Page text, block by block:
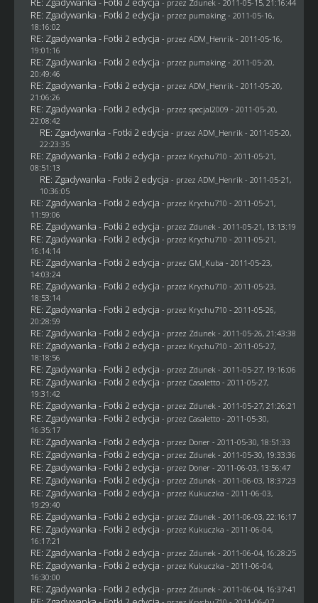
- przez Zdunek - 2011-05-15, 21:16:44
RE: Zgadywanka - Fotki 2 edycja - przez pumaking- 2011-05-16,
18:16:02
RE: Zgadywanka - Fotki 2 edycja - przez ADM_Henrik - 2011-05-16,
19:01:16
RE: Zgadywanka - Fotki 2 edycja - przez pumaking- 2011-05-20,
20:49:46
RE: Zgadywanka - Fotki 2 edycja - przez ADM_Henrik - 2011-05-20,
21:06:26
RE: Zgadywanka - Fotki 2 edycja - przez specjal2009 - 2011-05-20,
22:08:42
RE: Zgadywanka - Fotki 2 edycja - przez ADM_Henrik - 2011-05-20,
22:23:35
RE: Zgadywanka - Fotki 2 edycja - przez Krychu710 - 2011-05-21,
08:51:13
RE: Zgadywanka - Fotki 2 edycja - przez ADM_Henrik - 2011-05-21,
10:36:05
RE: Zgadywanka - Fotki 2 edycja - przez Krychu710 - 2011-05-21,
11:59:06
RE: Zgadywanka - Fotki 2 edycja - przez Zdunek - 2011-05-21, 13:13:19
RE: Zgadywanka - Fotki 2 edycja - przez Krychu710 - 2011-05-21,
16:14:14
RE: Zgadywanka - Fotki 2 edycja - przez GM_Kuba - 2011-05-23,
14:03:24
RE: Zgadywanka - Fotki 2 edycja - przez Krychu710 - 2011-05-23,
18:53:14
RE: Zgadywanka - Fotki 2 edycja - przez Krychu710 - 2011-05-26,
20:28:59
RE: Zgadywanka - Fotki 2 edycja - przez Zdunek - 2011-05-26, 21:43:38
RE: Zgadywanka - Fotki 2 edycja - przez Krychu710 - 2011-05-27,
18:18:56
RE: Zgadywanka - Fotki 2 edycja - przez Zdunek - 2011-05-27, 19:16:06
RE: Zgadywanka - Fotki 2 edycja - przez Casaletto- 2011-05-27,
19:31:42
RE: Zgadywanka - Fotki 2 edycja - przez Zdunek - 2011-05-27, 21:26:21
RE: Zgadywanka - Fotki 2 edycja - przez Casaletto- 2011-05-30,
16:35:17
RE: Zgadywanka - Fotki 2 edycja - przez Doner- 2011-05-30, 18:51:33
RE: Zgadywanka - Fotki 2 edycja - przez Zdunek - 2011-05-30, 19:33:36
RE: Zgadywanka - Fotki 2 edycja - przez Doner- 2011-06-03, 13:56:47
RE: Zgadywanka - Fotki 2 edycja - przez Zdunek - 2011-06-03, 18:37:23
RE: Zgadywanka - Fotki 2 edycja - przez Kukuczka - 2011-06-03,
19:29:40
RE: Zgadywanka - Fotki 2 edycja - przez Zdunek - 2011-06-03, 22:16:17
RE: Zgadywanka - Fotki 2 edycja - przez Kukuczka - 2011-06-04,
16:17:21
RE: Zgadywanka - Fotki 2 edycja - przez Zdunek - 2011-06-04, 16:28:25
RE: Zgadywanka - Fotki 2 edycja - przez Kukuczka - 2011-06-04,
16:30:00
RE: Zgadywanka - Fotki 2 edycja - przez Zdunek - 2011-06-04, 16:37:41